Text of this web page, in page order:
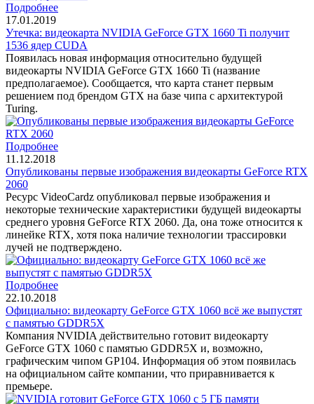
Подробнее
17.01.2019
Утечка: видеокарта NVIDIA GeForce GTX 1660 Ti получит
1536 ядер CUDA
Появилась новая информация относительно будущей
видеокарты NVIDIA GeForce GTX 1660 Ti (название
предполагаемое). Сообщается, что карта станет первым
решением под брендом GTX на базе чипа с архитектурой
Turing.
Подробнее
11.12.2018
Опубликованы первые изображения видеокарты GeForce RTX
2060
Ресурс VideoCardz опубликовал первые изображения и
некоторые технические характеристики будущей видеокарты
среднего уровня GeForce RTX 2060. Да, она тоже относится к
линейке RTX, хотя пока наличие технологии трассировки
лучей не подтверждено.
Подробнее
22.10.2018
Официально: видеокарту GeForce GTX 1060 всё же выпустят
с памятью GDDR5X
Компания NVIDIA действительно готовит видеокарту
GeForce GTX 1060 с памятью GDDR5X и, возможно,
графическим чипом GP104. Информация об этом появилась
на официальном сайте компании, что приравнивается к
премьере.